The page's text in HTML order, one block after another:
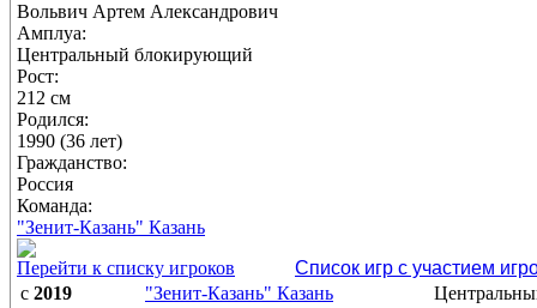
Вольвич Артем Александрович
Амплуа:
Центральный блокирующий
Рост:
212 см
Родился:
1990 (36 лет)
Гражданство:
Россия
Команда:
"Зенит-Казань" Казань
Перейти к списку игроков
Список игр с участием
с 2019 "Зенит-Казань" Казань